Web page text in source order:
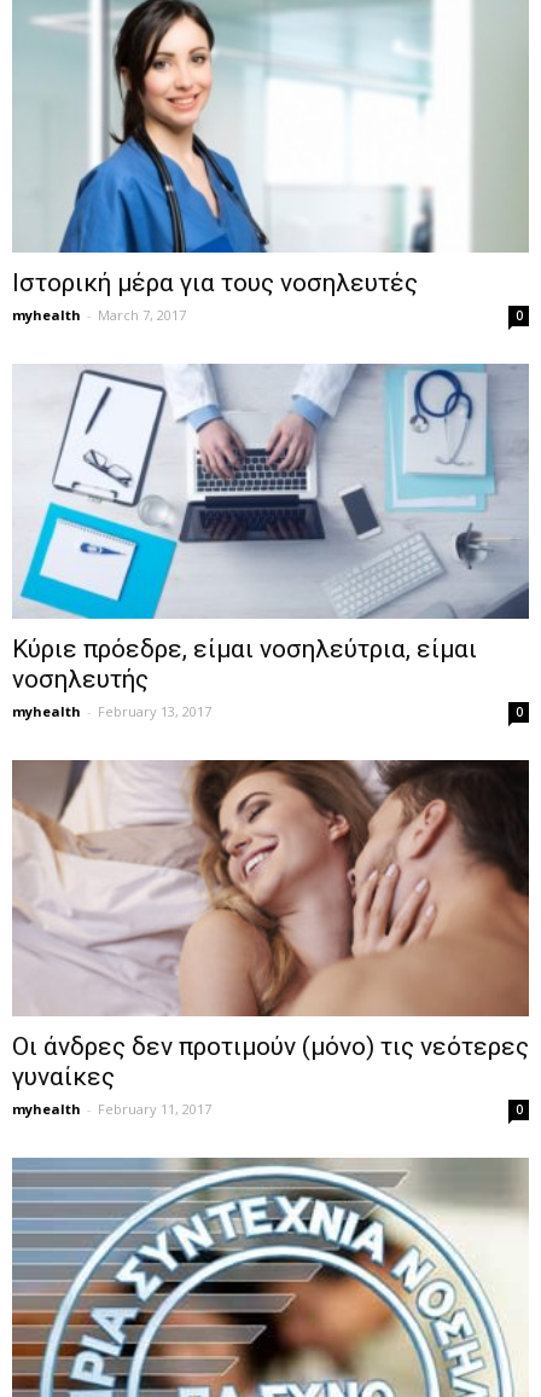
Ιστορική μέρα για τους νοσηλευτές
myhealth - March 7, 2017 0
Κύριε πρόεδρε, είμαι νοσηλεύτρια, είμαι
νοσηλευτής
myhealth - February 13, 2017 0
Οι άνδρες δεν προτιμούν (μόνο) τις νεότερες
γυναίκες
myhealth - February 11, 2017 0